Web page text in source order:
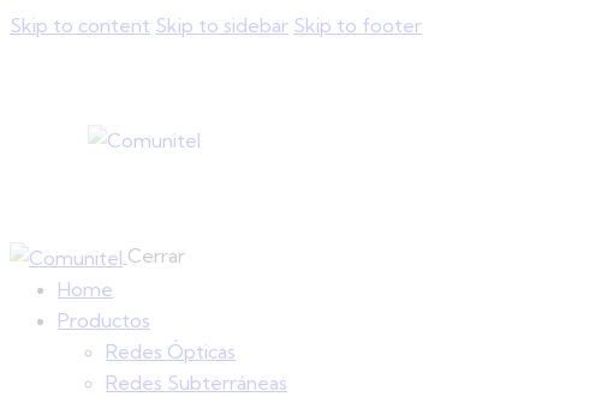
Skip to content Skip to sidebar Skip to footer
Cerrar
Home
Productos
Redes Ópticas
Redes Subterráneas